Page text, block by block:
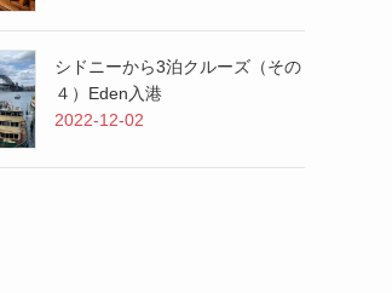
シドニーから3泊クルーズ（その
４）Eden入港
2022-12-02